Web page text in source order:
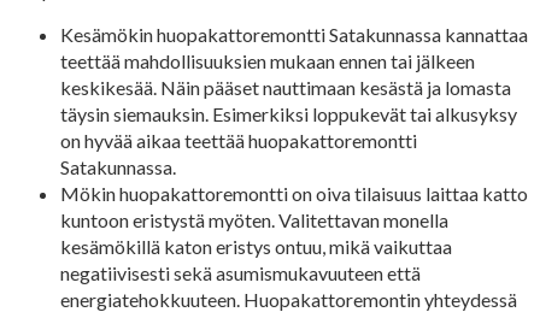
Kesämökin huopakattoremontti Satakunnassa kannattaa
teettää mahdollisuuksien mukaan ennen tai jälkeen
keskikesää. Näin pääset nauttimaan kesästä ja lomasta
täysin siemauksin. Esimerkiksi loppukevät tai alkusyksy
on hyvää aikaa teettää huopakattoremontti
Satakunnassa.
Mökin huopakattoremontti on oiva tilaisuus laittaa katto
kuntoon eristystä myöten. Valitettavan monella
kesämökillä katon eristys ontuu, mikä vaikuttaa
negatiivisesti sekä asumismukavuuteen että
energiatehokkuuteen. Huopakattoremontin yhteydessä